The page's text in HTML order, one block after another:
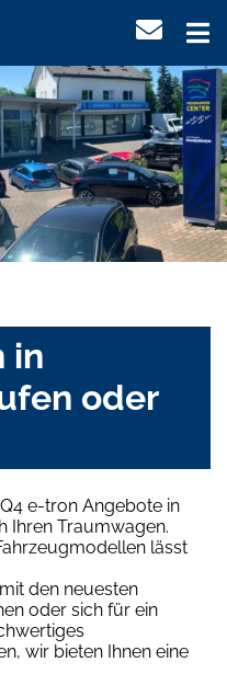
in
oder
e-tron Angebote in
Ihren Traumwagen.
lässt
den neuesten
oder sich für ein
wir bieten Ihnen eine